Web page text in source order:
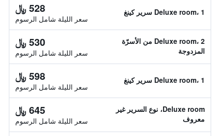
Deluxe room، 1 سرير كينغ 528 ﷼
سعر الليلة شامل الرسوم
Deluxe room، 2 من الأسرّة
المزدوجة
530 ﷼
سعر الليلة شامل الرسوم
Deluxe room، 1 سرير كينغ 598 ﷼
سعر الليلة شامل الرسوم
Deluxe room، نوع السرير غير
معروف
645 ﷼
سعر الليلة شامل الرسوم